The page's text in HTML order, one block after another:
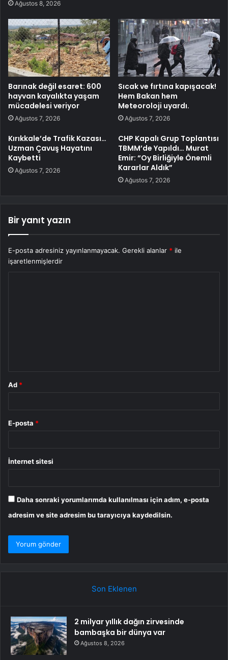
Ağustos 8, 2026
Barınak değil esaret: 600
hayvan kayalıkta yaşam
mücadelesi veriyor
Ağustos 7, 2026
Sıcak ve fırtına kapışacak!
Hem Bakan hem
Meteoroloji uyardı.
Ağustos 7, 2026
Kırıkkale’de Trafik Kazası…
Uzman Çavuş Hayatını
Kaybetti
Ağustos 7, 2026
CHP Kapalı Grup Toplantısı
TBMM’de Yapıldı… Murat
Emir: “Oy Birliğiyle Önemli
Kararlar Aldık”
Ağustos 7, 2026
Bir yanıt yazın
E-posta adresiniz yayınlanmayacak. Gerekli alanlar * ile
işaretlenmişlerdir
Ad *
E-posta *
İnternet sitesi
Daha sonraki yorumlarımda kullanılması için adım, e-posta
adresim ve site adresim bu tarayıcıya kaydedilsin.
Son Eklenen
2 milyar yıllık dağın zirvesinde
bambaşka bir dünya var
Ağustos 8, 2026